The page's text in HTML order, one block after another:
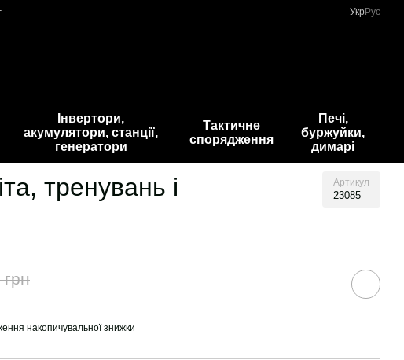
УкрРус
Інвертори,
акумулятори, станції,
генератори
Тактичне
спорядження
Печі,
буржуйки,
димарі
тренувань і
Артикул
23085
накопичувальної знижки